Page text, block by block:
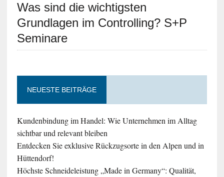
Was sind die wichtigsten
Grundlagen im Controlling? S+P
Seminare
NEUESTE BEITRÄGE
Kundenbindung im Handel: Wie Unternehmen im Alltag
sichtbar und relevant bleiben
Entdecken Sie exklusive Rückzugsorte in den Alpen und in
Hüttendorf!
Höchste Schneideleistung „Made in Germany“: Qualität,